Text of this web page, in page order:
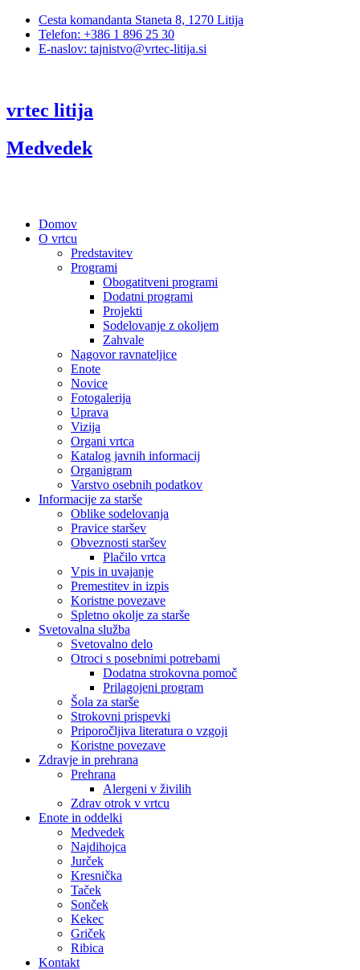
Cesta komandanta Staneta 8, 1270 Litija
Telefon: +386 1 896 25 30
E-naslov: tajnistvo@vrtec-litija.si
vrtec litija
Medvedek
Domov
O vrtcu
Predstavitev
Programi
Obogatitveni programi
Dodatni programi
Projekti
Sodelovanje z okoljem
Zahvale
Nagovor ravnateljice
Enote
Novice
Fotogalerija
Uprava
Vizija
Organi vrtca
Katalog javnih informacij
Organigram
Varstvo osebnih podatkov
Informacije za starše
Oblike sodelovanja
Pravice staršev
Obveznosti staršev
Plačilo vrtca
Vpis in uvajanje
Premestitev in izpis
Koristne povezave
Spletno okolje za starše
Svetovalna služba
Svetovalno delo
Otroci s posebnimi potrebami
Dodatna strokovna pomoč
Prilagojeni program
Šola za starše
Strokovni prispevki
Priporočljiva literatura o vzgoji
Koristne povezave
Zdravje in prehrana
Prehrana
Alergeni v živilih
Zdrav otrok v vrtcu
Enote in oddelki
Medvedek
Najdihojca
Jurček
Kresnička
Taček
Sonček
Kekec
Griček
Ribica
Kontakt